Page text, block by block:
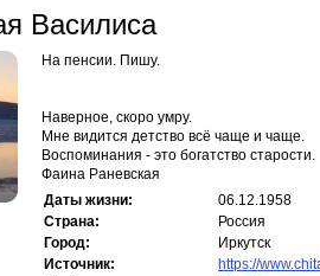
Василиса
На пенсии. Пишу.
Наверное, скоро умру.
Мне видится детство всё чаще и чаще.
Воспоминания - это богатство старости.
Фаина Раневская
Даты жизни:
06.12.1958
Страна:
Россия
Город:
Иркутск
Источник:
https://